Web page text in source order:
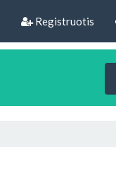
Registruotis